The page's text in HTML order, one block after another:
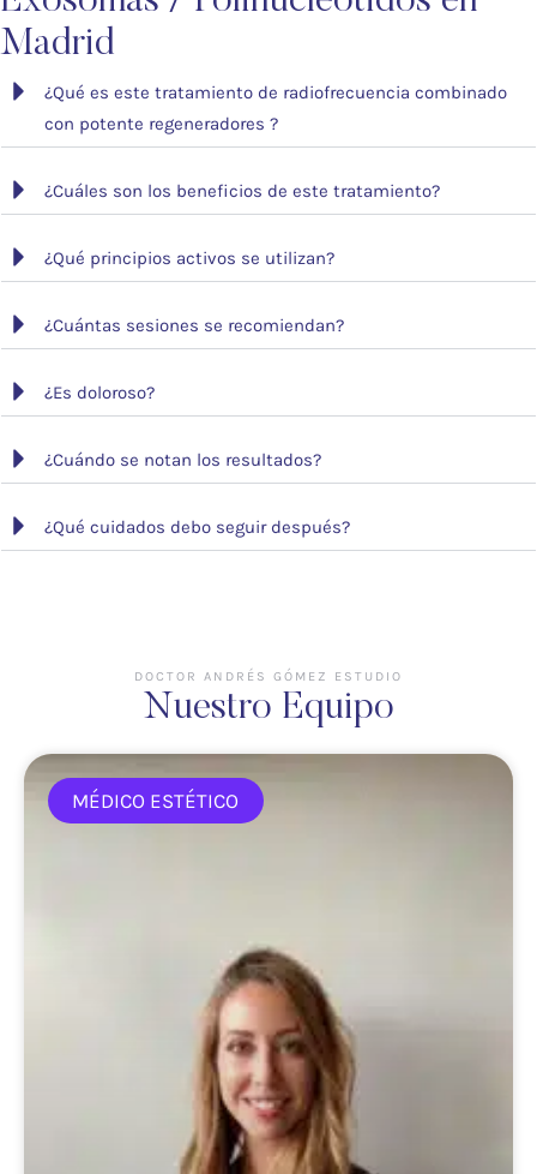
Madrid
¿Qué es este tratamiento de radiofrecuencia combinado
con potente regeneradores ?
¿Cuáles son los beneficios de este tratamiento?
¿Qué principios activos se utilizan?
¿Cuántas sesiones se recomiendan?
¿Es doloroso?
¿Cuándo se notan los resultados?
¿Qué cuidados debo seguir después?
DOCTOR ANDRÉS GÓMEZ ESTUDIO
Nuestro Equipo
MÉDICO ESTÉTICO